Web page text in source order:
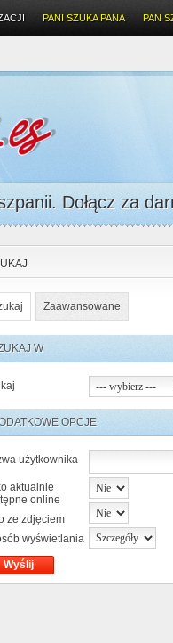
PANI SZUKA PANA PAN
Dołącz za
Zaawansowane
W
OPCJE
użytkownika
aktualnie
online
ze zdjęciem
wyświetlania